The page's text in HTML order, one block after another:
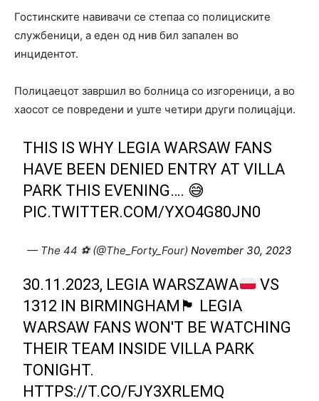
Гостинските навивачи се степаа со полициските
службеници, а еден од нив бил запален во
инцидентот.
Полицаецот завршил во болница со изгореници, а во
хаосот се повредени и уште четири други полицајци.
THIS IS WHY LEGIA WARSAW FANS
HAVE BEEN DENIED ENTRY AT VILLA
PARK THIS EVENING…. 😅
PIC.TWITTER.COM/YXO4G80JN0
— The 44 ⚽️ (@The_Forty_Four) November 30, 2023
30.11.2023, LEGIA WARSZAWA
VS
1312 IN BIRMINGHAM 🏴󠁧󠁢󠁥󠁮󠁧󠁿 LEGIA
WARSAW FANS WON'T BE WATCHING
THEIR TEAM INSIDE VILLA PARK
TONIGHT.
HTTPS://T.CO/FJY3XRLEMQ